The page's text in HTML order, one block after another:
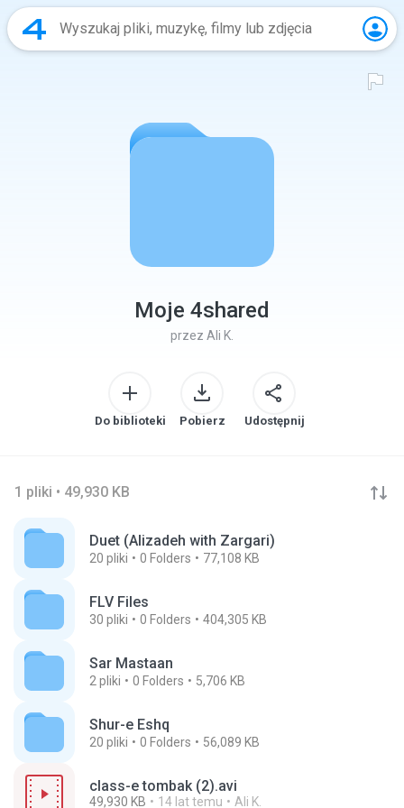
Moje 4shared
przez Ali K.
Do biblioteki Pobierz Udostępnij
1 pliki • 49,930 KB
Duet (Alizadeh with Zargari)
20 pliki 0 Folders 77,108 KB
FLV Files
30 pliki 0 Folders 404,305 KB
Sar Mastaan
2 pliki 0 Folders 5,706 KB
Shur-e Eshq
20 pliki 0 Folders 56,089 KB
class-e tombak (2).avi
49,930 KB 14 lat temu Ali K.